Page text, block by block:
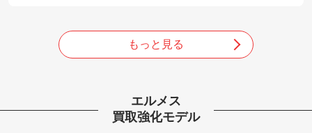
もっと見る
エルメス
買取強化モデル